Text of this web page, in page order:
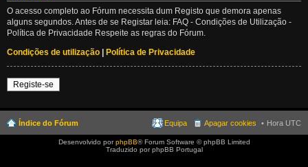
O acesso completo ao Fórum necessita dum Registo que demora apenas
alguns segundos. Antes de se Registar leia: FAQ - Condições de Utilização -
Política de Privacidade Respeite as regras do Fórum.
Condições de utilização | Política de Privacidade
Registe-se
Índice do Fórum Hora UTC
Apagar cookies
Equipa
Desenvolvido porphpBB® Forum Software © phpBB Limited
Traduzido por phpBB Portugal